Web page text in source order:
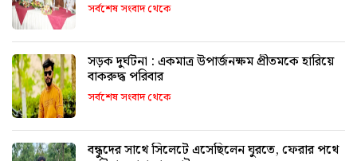
সর্বশেষ সংবাদ থেকে
সড়ক দুর্ঘটনা : একমাত্র উপার্জনক্ষম প্রীতমকে হারিয়ে
বাকরুদ্ধ পরিবার
সর্বশেষ সংবাদ থেকে
বন্ধুদের সাথে সিলেটে এসেছিলেন ঘুরতে, ফেরার পথে